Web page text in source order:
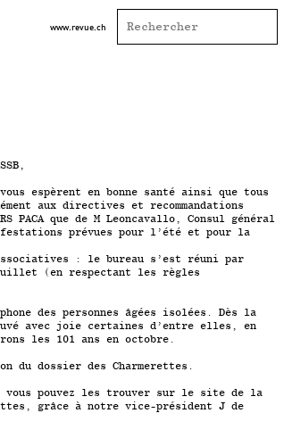
www.revue.ch
espèrent en bonne santé ainsi que tous
aux directives et recommandations
PACA que de M Leoncavallo, Consul général
prévues pour l’été et pour la
: le bureau s’est réuni par
(en respectant les règles
des personnes âgées isolées. Dès la
avec joie certaines d’entre elles, en
les 101 ans en octobre.
du dossier des Charmerettes.
vous pouvez les trouver sur le site de la
grâce à notre vice-président J de